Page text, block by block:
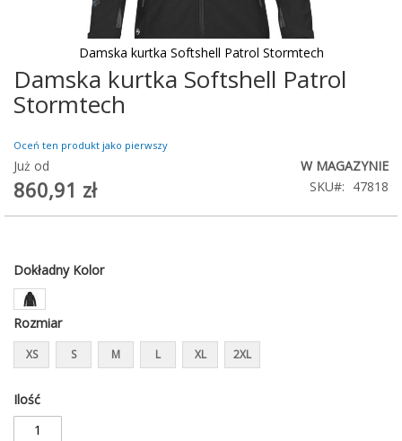
Damska kurtka Softshell Patrol
Stormtech
Oceń ten produkt jako pierwszy
Już od
860,91 zł
W MAGAZYNIE
SKU
47818
Dokładny Kolor
Rozmiar
XS S M L XL 2XL
Ilość
Damska kurtka Softshell Patrol Stormtech
Przejdź
na
początek